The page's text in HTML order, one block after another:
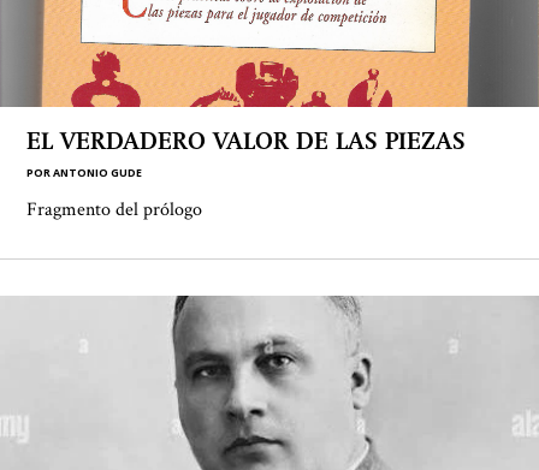
EL VERDADERO VALOR DE LAS PIEZAS
PORANTONIO GUDE
Fragmento del prólogo